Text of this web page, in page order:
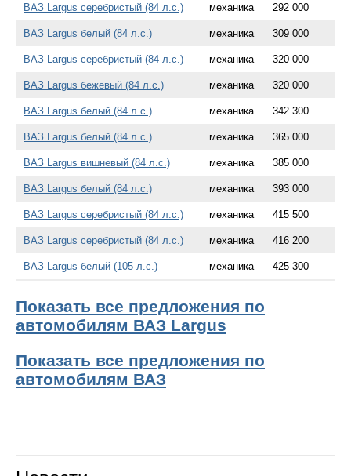
ВАЗ Largus серебристый (84 л.с.) механика 292 000
ВАЗ Largus белый (84 л.с.) механика 309 000
ВАЗ Largus серебристый (84 л.с.) механика 320 000
ВАЗ Largus бежевый (84 л.с.) механика 320 000
ВАЗ Largus белый (84 л.с.) механика 342 300
ВАЗ Largus белый (84 л.с.) механика 365 000
ВАЗ Largus вишневый (84 л.с.) механика 385 000
ВАЗ Largus белый (84 л.с.) механика 393 000
ВАЗ Largus серебристый (84 л.с.) механика 415 500
ВАЗ Largus серебристый (84 л.с.) механика 416 200
ВАЗ Largus белый (105 л.с.) механика 425 300
Показать все предложения по
автомобилям ВАЗ Largus
Показать все предложения по
автомобилям ВАЗ